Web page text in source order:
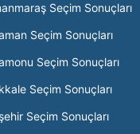
Seçim Sonuçları
Seçim Sonuçları
Seçim Sonuçları
Seçim Sonuçları
Seçim Sonuçları